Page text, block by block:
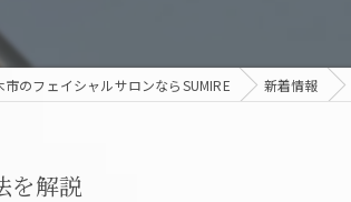
リフトアップ
メイクレッスン
のフェイシャルサロンならSUMIRE 新着情報
を解説